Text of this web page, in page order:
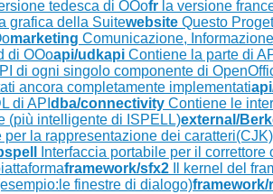
tedesca di OOofr la versione
grafica della Suitewebsite Questo
marketing Comunicazione,
di OOoapi/udkapi Contiene la parte di
di ogni singolo componente di
ancora completamente implementati
di API dba/connectivity Contiene le
(più intelligente di ISPELL)external/
la rappresentazione dei caratteri(CJK)
Interfaccia portabile per il correttore
framework/sfx2 Il kernel del
finestre di dialogo)framework/